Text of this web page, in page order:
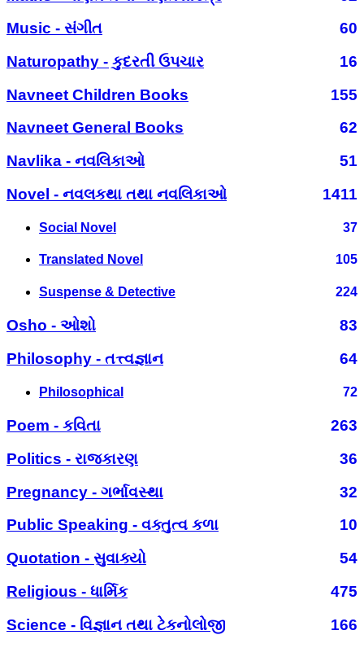
Music - સંગીત
60
Naturopathy - કુદરતી ઉપચાર
16
Navneet Children Books
155
Navneet General Books
62
Navlika - નવલિકાઓ
51
Novel - નવલકથા તથા નવલિકાઓ
1411
Social Novel 37
Translated Novel 105
Suspense & Detective 224
Osho - ઓશો
83
Philosophy - તત્ત્વજ્ઞાન
64
Philosophical 72
Poem - કવિતા
263
Politics - રાજકારણ
36
Pregnancy - ગર્ભાવસ્થા
32
Public Speaking - વક્તુત્વ કળા
10
Quotation - સુવાક્યો
54
Religious - ધાર્મિક
475
Science - વિજ્ઞાન તથા ટેકનોલોજી
166